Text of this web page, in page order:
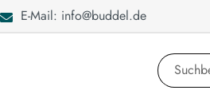
Zur Suche springen
E-Mail: info@buddel.de